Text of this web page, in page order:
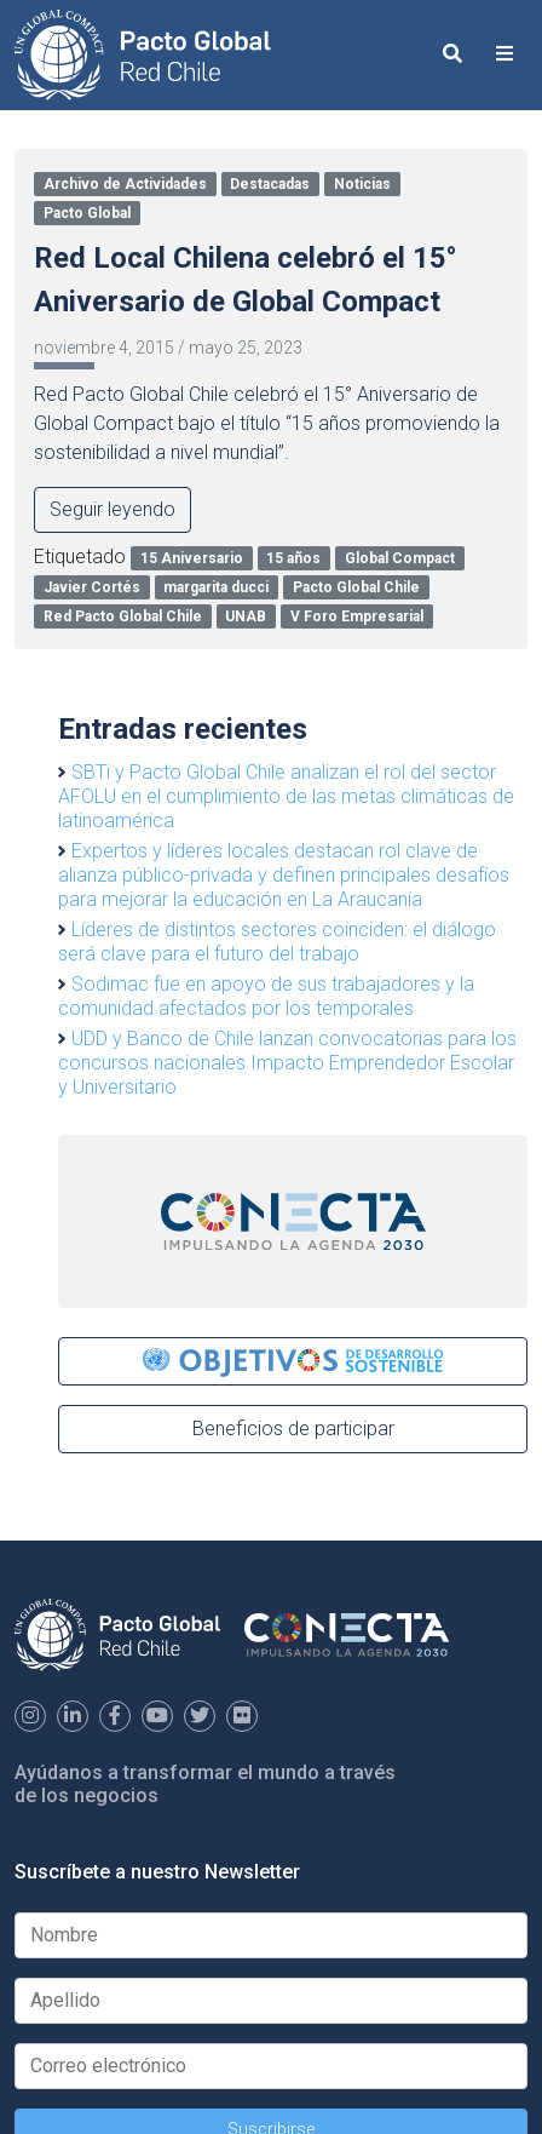
Search
Archivo de Actividades Destacadas
Noticias
Pacto Global
Red Local Chilena celebró el 15°
Aniversario de Global Compact
noviembre 4, 2015 / mayo 25, 2023
Red Pacto Global Chile celebró el 15° Aniversario de
Global Compact bajo el título “15 años promoviendo la
sostenibilidad a nivel mundial”.
Seguir leyendo
Etiquetado 15 Aniversario 15 años
Global Compact
Javier Cortés
margarita ducci
Pacto Global Chile
Red Pacto Global Chile
UNAB V Foro Empresarial
Entradas recientes
SBTi y Pacto Global Chile analizan el rol del sector
AFOLU en el cumplimiento de las metas climáticas de
latinoamérica
Expertos y líderes locales destacan rol clave de
alianza público-privada y definen principales desafíos
para mejorar la educación en La Araucanía
Líderes de distintos sectores coinciden: el diálogo
será clave para el futuro del trabajo
Sodimac fue en apoyo de sus trabajadores y la
comunidad afectados por los temporales
UDD y Banco de Chile lanzan convocatorias para los
concursos nacionales Impacto Emprendedor Escolar
y Universitario
Beneficios de participar
Ayúdanos a transformar el mundo a través
de los negocios
Suscríbete a nuestro Newsletter